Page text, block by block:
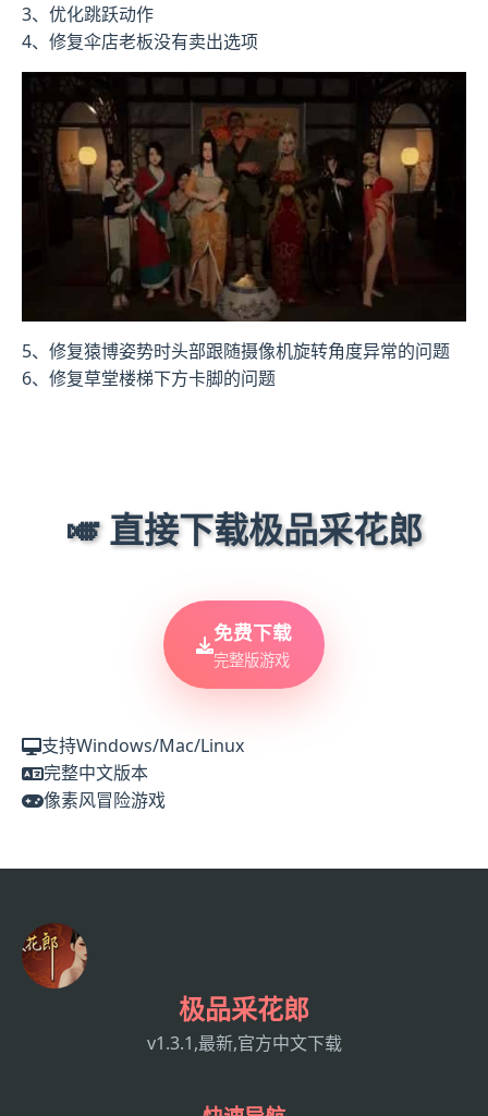
3、优化跳跃动作
4、修复伞店老板没有卖出选项
5、修复猿博姿势时头部跟随摄像机旋转角度异常的问题
6、修复草堂楼梯下方卡脚的问题
🎺 直接下载极品采花郎
免费下载
完整版游戏
支持Windows/Mac/Linux
完整中文版本
像素风冒险游戏
极品采花郎
v1.3.1,最新,官方中文下载